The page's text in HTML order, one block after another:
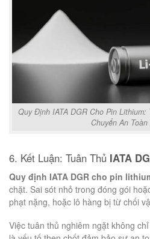
Quy Định IATA DGR Cho Pin
Chuyển An
6. Kết Luận: Tuân Thủ IATA
Quy định IATA DGR cho pin
chặt. Sai sót nhỏ trong đóng gói
phạt nặng, hoặc lô hàng bị từ chối
Việc tuân thủ nghiêm ngặt không